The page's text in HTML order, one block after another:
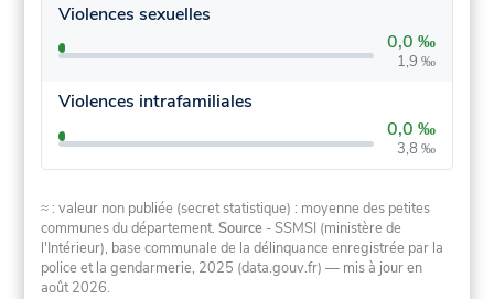
Violences sexuelles
0,0 ‰
1,9 ‰
Violences intrafamiliales
0,0 ‰
3,8 ‰
≈ : valeur non publiée (secret statistique) : moyenne des petites
communes du département.Source - SSMSI (ministère de
l'Intérieur), base communale de la délinquance enregistrée par la
police et la gendarmerie, 2025 (data.gouv.fr) — mis à jour en
août 2026.